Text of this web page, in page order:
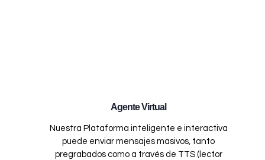
Agente Virtual
Nuestra Plataforma inteligente e interactiva
puede enviar mensajes masivos, tanto
pregrabados como a través de TTS (lector